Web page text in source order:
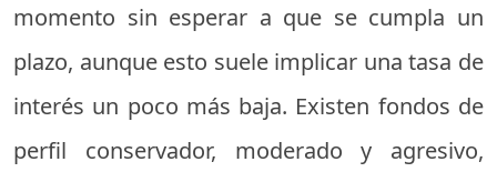
momento sin esperar a que se cumpla un
plazo, aunque esto suele implicar una tasa de
interés un poco más baja. Existen fondos de
perfil conservador, moderado y agresivo,